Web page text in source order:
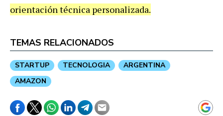
orientación técnica personalizada.
TEMAS RELACIONADOS
STARTUP TECNOLOGIA
ARGENTINA
AMAZON